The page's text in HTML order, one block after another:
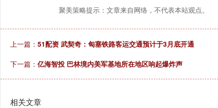
聚美策略提示：文章来自网络，不代表本站观点。
上一篇： 51配资 武契奇：匈塞铁路客运交通预计于3月底开通
下一篇： 亿海智投 巴林境内美军基地所在地区响起爆炸声
相关文章